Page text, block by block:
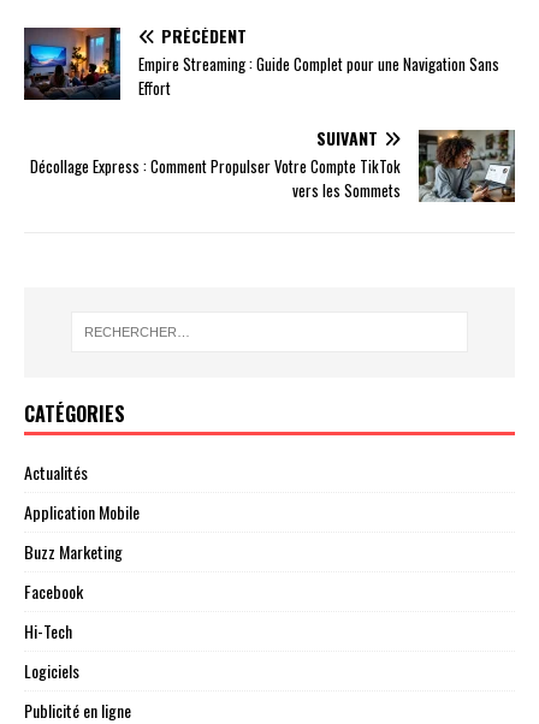
PRÉCÉDENT
Empire Streaming : Guide Complet pour une Navigation Sans
Effort
SUIVANT
Décollage Express : Comment Propulser Votre Compte TikTok
vers les Sommets
CATÉGORIES
Actualités
Application Mobile
Buzz Marketing
Facebook
Hi-Tech
Logiciels
Publicité en ligne